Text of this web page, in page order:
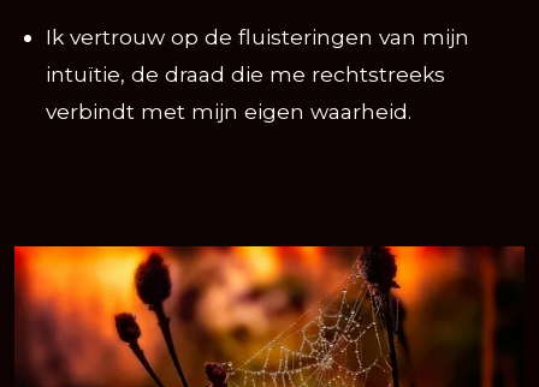
Ik vertrouw op de fluisteringen van mijn
intuïtie, de draad die me rechtstreeks
verbindt met mijn eigen waarheid.